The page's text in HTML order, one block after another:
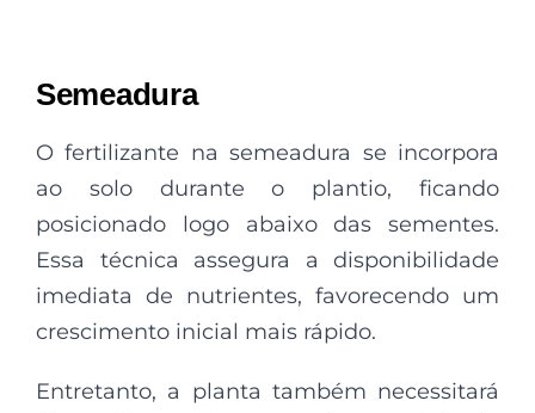
Semeadura
O fertilizante na semeadura se incorpora
ao solo durante o plantio, ficando
posicionado logo abaixo das sementes.
Essa técnica assegura a disponibilidade
imediata de nutrientes, favorecendo um
crescimento inicial mais rápido.
Entretanto, a planta também necessitará